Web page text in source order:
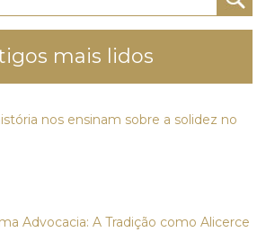
mais lidos
nos ensinam sobre a solidez no
Advocacia: A Tradição como Alicerce